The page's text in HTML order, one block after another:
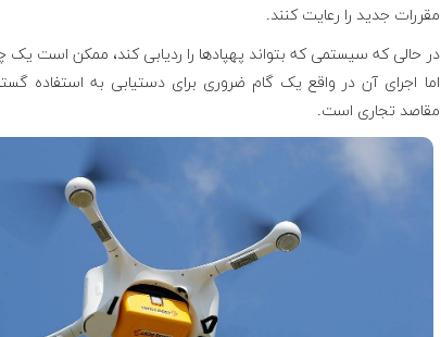
مقررات جدید را رعایت کنند.
در حالی که سیستمی که بتواند پهپادها را ردیابی کند، ممکن است یک
اما اجرای آن در واقع یک گام ضروری برای دستیابی به استفاده
مقاصد تجاری است.